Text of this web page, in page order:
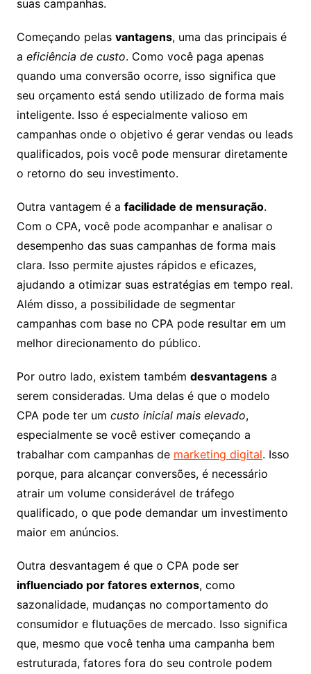
suas campanhas.
Começando pelas vantagens, uma das principais é
a eficiência de custo. Como você paga apenas
quando uma conversão ocorre, isso significa que
seu orçamento está sendo utilizado de forma mais
inteligente. Isso é especialmente valioso em
campanhas onde o objetivo é gerar vendas ou leads
qualificados, pois você pode mensurar diretamente
o retorno do seu investimento.
Outra vantagem é a facilidade de mensuração.
Com o CPA, você pode acompanhar e analisar o
desempenho das suas campanhas de forma mais
clara. Isso permite ajustes rápidos e eficazes,
ajudando a otimizar suas estratégias em tempo real.
Além disso, a possibilidade de segmentar
campanhas com base no CPA pode resultar em um
melhor direcionamento do público.
Por outro lado, existem também desvantagensa
serem consideradas. Uma delas é que o modelo
CPA pode ter um custo inicial mais elevado,
especialmente se você estiver começando a
trabalhar com campanhas de marketing digital. Isso
porque, para alcançar conversões, é necessário
atrair um volume considerável de tráfego
qualificado, o que pode demandar um investimento
maior em anúncios.
Outra desvantagem é que o CPA pode ser
influenciado por fatores externos, como
sazonalidade, mudanças no comportamento do
consumidor e flutuações de mercado. Isso significa
que, mesmo que você tenha uma campanha bem
estruturada, fatores fora do seu controle podem